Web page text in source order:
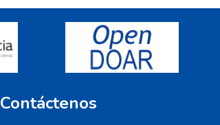
Contáctenos